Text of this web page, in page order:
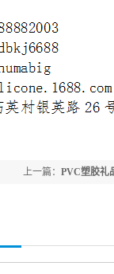
上一篇： PVC塑胶礼